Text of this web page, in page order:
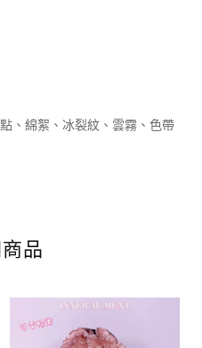
、綿絮、冰裂紋、雲霧、色帶
品